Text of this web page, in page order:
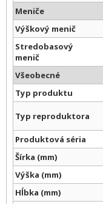
Meniče
Výškový menič
Stredobasový
menič
Všeobecné
Typ produktu
Typ reproduktora
Produktová séria
Šírka (mm)
Výška (mm)
Hĺbka (mm)